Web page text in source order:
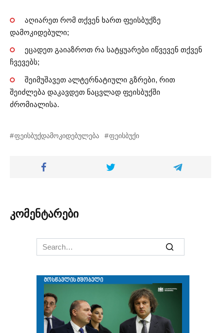
აღიარეთ რომ თქვენ ხართ ფეისბუქზე
დამოკიდებული;
ეცადეთ გაიაზროთ რა სატყუარები იწვევენ თქვენ
ჩვევებს;
შეიმუშავეთ ალტერნატიული გზრები, რით
შეიძლება დაკავდეთ ნაცვლად ფეისბუქში
ძრომიალისა.
ფეისბუქდამოკიდებულება ფეისბუქი
კომენტარები
Search
for: